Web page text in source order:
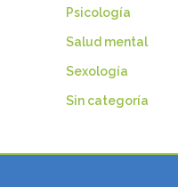
Psicología
Salud mental
Sexología
Sin categoría